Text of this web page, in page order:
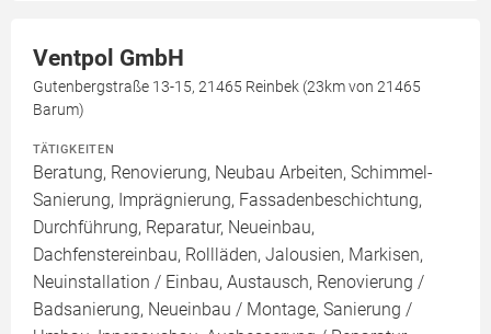
Ventpol GmbH
Gutenbergstraße 13-15, 21465 Reinbek (23km von 21465
Barum)
TÄTIGKEITEN
Beratung, Renovierung, Neubau Arbeiten, Schimmel-
Sanierung, Imprägnierung, Fassadenbeschichtung,
Durchführung, Reparatur, Neueinbau,
Dachfenstereinbau, Rollläden, Jalousien, Markisen,
Neuinstallation / Einbau, Austausch, Renovierung /
Badsanierung, Neueinbau / Montage, Sanierung /